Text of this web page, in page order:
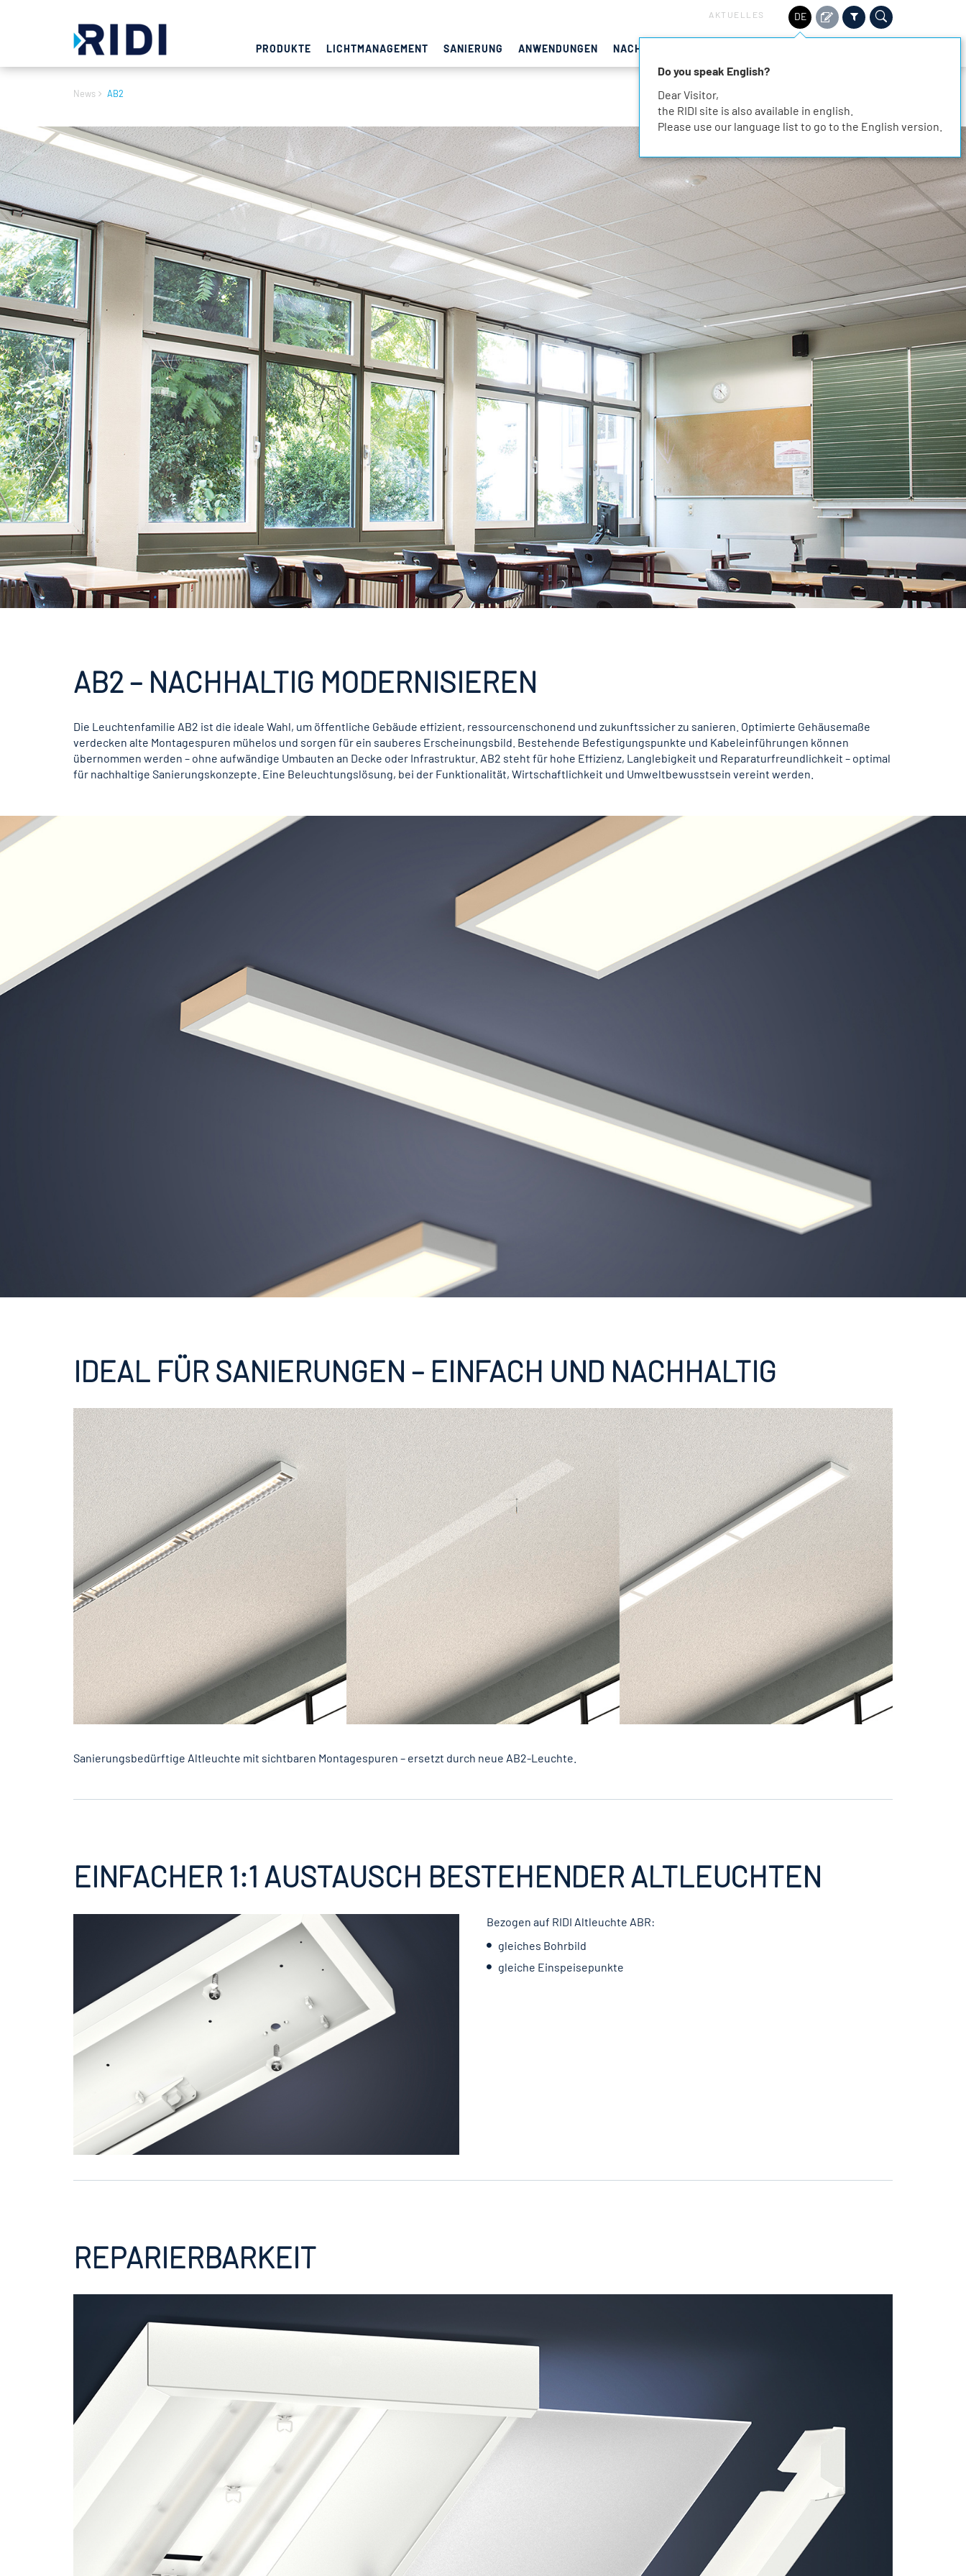
AKTUELLES DE
PRODUKTE LICHTMANAGEMENT SANIERUNG ANWENDUNGEN NACHHALTIGKEIT
News AB2
AB2 – NACHHALTIG MODERNISIEREN
Die Leuchtenfamilie AB2 ist die ideale Wahl, um öffentliche Gebäude effizient, ressourcenschonend und zukunftssicher zu sanieren. Optimierte Gehäusemaße
verdecken alte Montagespuren mühelos und sorgen für ein sauberes Erscheinungsbild. Bestehende Befestigungspunkte und Kabeleinführungen können
übernommen werden – ohne aufwändige Umbauten an Decke oder Infrastruktur. AB2 steht für hohe Effizienz, Langlebigkeit und Reparaturfreundlichkeit – optimal
für nachhaltige Sanierungskonzepte. Eine Beleuchtungslösung, bei der Funktionalität, Wirtschaftlichkeit und Umweltbewusstsein vereint werden.
IDEAL FÜR SANIERUNGEN – EINFACH UND NACHHALTIG
Sanierungsbedürftige Altleuchte mit sichtbaren Montagespuren – ersetzt durch neue AB2-Leuchte.
EINFACHER 1:1 AUSTAUSCH BESTEHENDER ALTLEUCHTEN
Bezogen auf RIDI Altleuchte ABR:
gleiches Bohrbild
gleiche Einspeisepunkte
REPARIERBARKEIT
Do you speak English?
Dear Visitor,
the RIDI site is also available in english.
Please use our language list to go to the English version.